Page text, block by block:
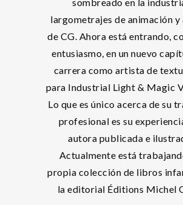
largometrajes de animación y
de CG. Ahora está entrando,
entusiasmo, en un nuevo
carrera como artista de
para Industrial Light & Magic
Lo que es único acerca de su
profesional es su
autora publicada e
Actualmente está
propia colección de libros
la editorial Éditions Michel